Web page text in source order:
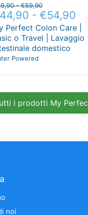
-Prezzo
originale
€59,90
- €54,90
Perfect Colon Care |
o Travel | Lavaggio
domestico
Powered
i prodotti My
noi